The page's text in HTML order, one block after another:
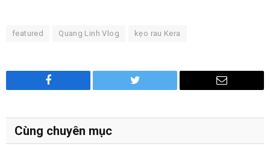
featured Quang Linh Vlog kẹo rau Kera
Facebook Twitter Email
Cùng chuyên mục